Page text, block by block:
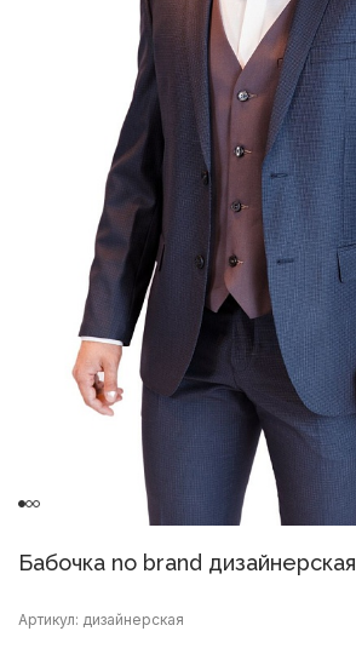
Бабочка no brand дизайнерская
Артикул: дизайнерская